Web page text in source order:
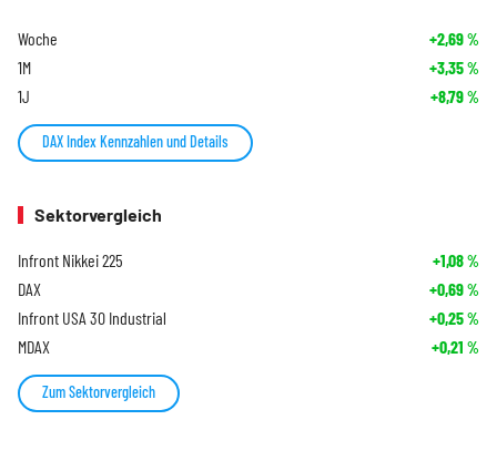
Woche +2,69%
1M +3,35%
1J +8,79%
DAX Index Kennzahlen und Details
Sektorvergleich
Infront Nikkei 225 +1,08%
DAX +0,69%
Infront USA 30 Industrial +0,25%
MDAX +0,21 %
Zum Sektorvergleich